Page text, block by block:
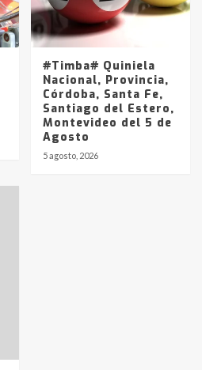
#Timba# Quiniela
Nacional, Provincia,
Córdoba, Santa Fe,
Santiago del Estero,
Montevideo del 5 de
Agosto
5 agosto, 2026